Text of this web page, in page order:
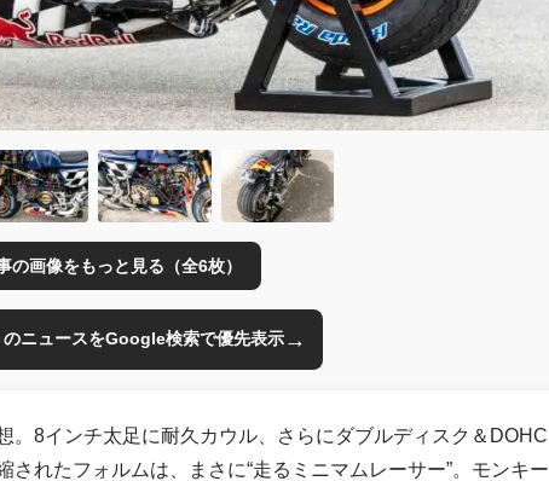
の画像をもっと見る（全6枚）
ニュースをGoogle検索で優先表示→
。8インチ太足に耐久カウル、さらにダブルディスク＆DOHC
れたフォルムは、まさに“走るミニマムレーサー”。モンキー